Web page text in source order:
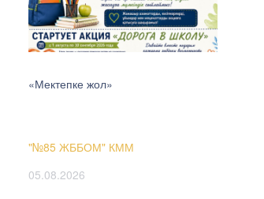
«Мектепке жол»
"№85 ЖББОМ" КММ
05.08.2026